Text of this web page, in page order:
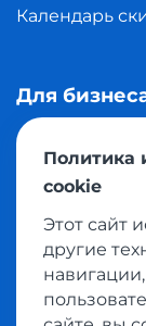
Календарь
Для
Фулфилмент
Грузовые
Политика
cookie
Этот сайт
другие